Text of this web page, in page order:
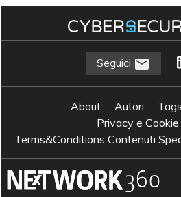
Seguici
About Autori Tags
Privacy e
Terms&Conditions Contenuti